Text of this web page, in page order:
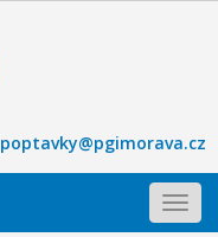
poptavky@pgimorava.cz